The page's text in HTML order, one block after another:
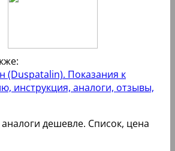
(Duspatalin). Показания к
инструкция, аналоги, отзывы,